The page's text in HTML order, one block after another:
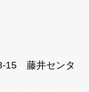
15 藤井センタ